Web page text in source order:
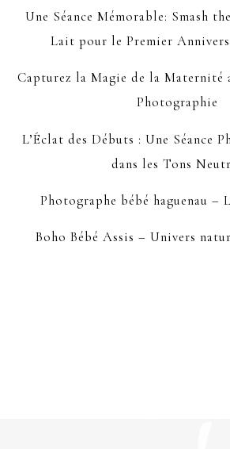
Une Séance Mémorable: Smash
Lait pour le Premier
Capturez la Magie de la Maternité
Photographie
L’Éclat des Débuts : Une Séance
dans les Tons
Photographe bébé haguenau –
Boho Bébé Assis – Univers